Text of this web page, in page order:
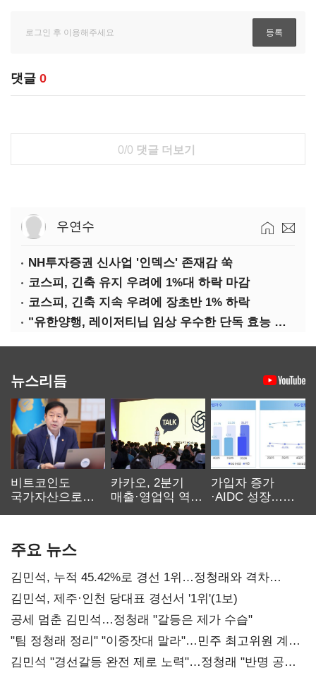
댓글 0
0/0 댓글 더보기
우연수
NH투자증권 신사업 '인덱스' 존재감 쑥
코스피, 긴축 유지 우려에 1%대 하락 마감
코스피, 긴축 지속 우려에 장초반 1% 하락
"유한양행, 레이저티닙 임상 우수한 단독 효능 입증"-대신
뉴스리듬
비트코인도
국가자산으로…'
카카오, 2분기
매출·영업익 역대
가입자 증가
·AIDC 성장…
주요 뉴스
김민석, 누적 45.42%로 경선 1위…정청래와 격차
0.86%p(2보)
김민석, 제주·인천 당대표 경선서 '1위'(1보)
공세 멈춘 김민석…정청래 "갈등은 제가 수습"
"팀 정청래 정리" "이중잣대 말라"…민주 최고위원 계파
다툼 격화
김민석 "경선갈등 완전 제로 노력"…정청래 "반명 공세